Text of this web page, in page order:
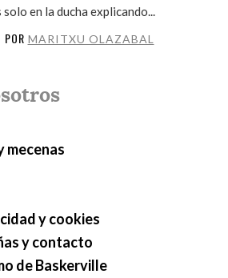
en la ducha explicando...
POR MARITXU OLAZABAL
mecenas
y cookies
y contacto
de Baskerville